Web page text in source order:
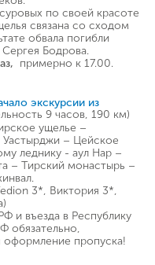
по своей красоте
связана со сходом
обвала погибли
Бодрова.
примерно к 17.00.
экскурсии из
9 часов, 190 км)
ущелье –
– Цейское
леднику - аул Нар –
– Тирский монастырь –
3*, Виктория 3*,
и въезда в Республику
обязательно,
оформление пропуска!